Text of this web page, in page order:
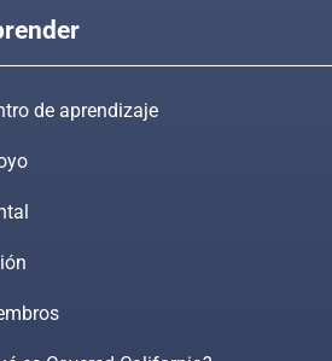
de aprendizaje